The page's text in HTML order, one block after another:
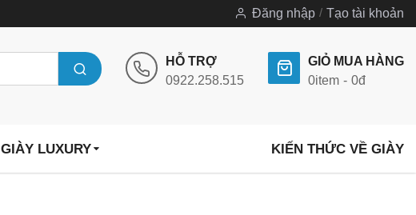
Đăng nhập Tạo tài khoản
HỖ TRỢ
0922.258.515
GIỎ MUA HÀNG
0item 0đ
GIÀY LUXURY KIẾN THỨC VỀ GIÀY